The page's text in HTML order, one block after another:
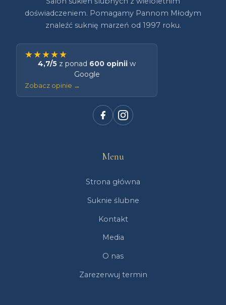
doświadczeniem. Pomagamy Pannom Młodym
znaleźć suknię marzeń od 1997 roku.
★★★★★
4,7/5 z ponad 600 opinii w
Google
Zobacz opinie →
Menu
Strona główna
Suknie ślubne
Kontakt
Media
O nas
Zarezerwuj termin